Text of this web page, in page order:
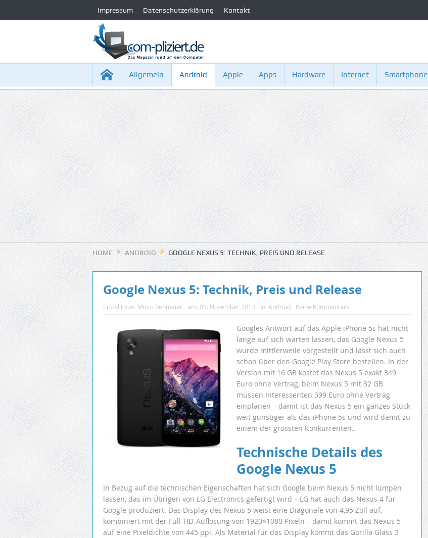
Impressum Datenschutzerklärung Kontakt
Allgemein Android Apple Apps Hardware Internet Smartphone
HOME ANDROID GOOGLE NEXUS 5: TECHNIK, PREIS UND RELEASE
Google Nexus 5: Technik, Preis und Release
Erstellt von: Mirco Rehmeier am: 05. November 2013 In: Android Keine Kommentare
Googles Antwort auf das Apple iPhone 5s hat nicht
lange auf sich warten lassen, das Google Nexus 5
wurde mittlerweile vorgestellt und lässt sich auch
schon über den Google Play Store bestellen. In der
Version mit 16 GB kostet das Nexus 5 exakt 349
Euro ohne Vertrag, beim Nexus 5 mit 32 GB
müssen Interessenten 399 Euro ohne Vertrag
einplanen – damit ist das Nexus 5 ein ganzes Stück
weit günstiger als das iPhone 5s und wird damit zu
einem der grössten Konkurrenten..
Technische Details des
Google Nexus 5
In Bezug auf die technischen Eigenschaften hat sich Google beim Nexus 5 nicht lumpen
lassen, das im Übrigen von LG Electronics gefertigt wird – LG hat auch das Nexus 4 für
Google produziert. Das Display des Nexus 5 weist eine Diagonale von 4,95 Zoll auf,
kombiniert mit der Full-HD-Auflösung von 1920×1080 Pixeln – damit kommt das Nexus 5
auf eine Pixeldichte von 445 ppi. Als Material für das Display kommt das Gorilla Glass 3